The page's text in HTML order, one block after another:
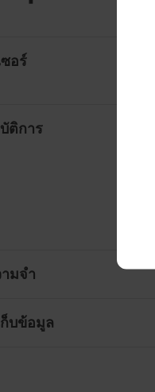
อร์
ติการ
มจำ
บข้อมูล